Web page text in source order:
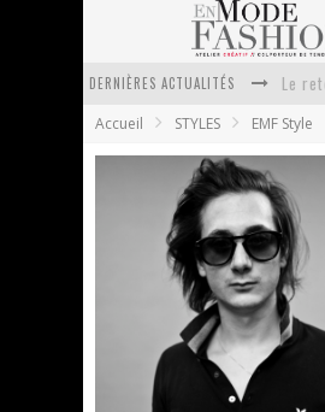
DERNIÈRES ACTUALITÉS
Accueil STYLES EMF Style
Street Style #14 : Coming soon
En Mode Fashion